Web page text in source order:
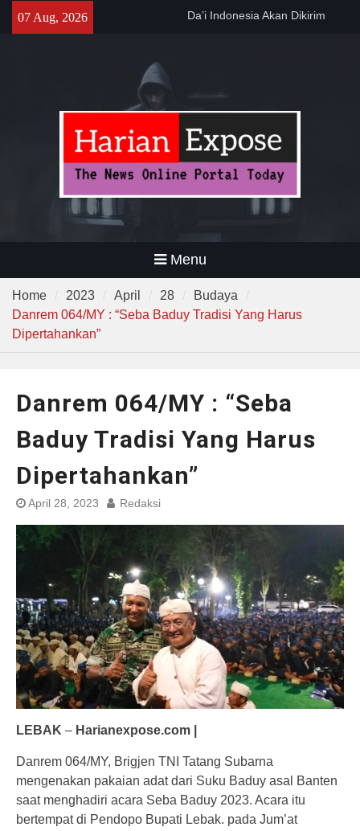
07 Aug, 2026
300 Suporter Nobar Persib vs
Menu
Home 2023 April 28
Budaya
Danrem 064/MY : “Seba Baduy Tradisi Yang Harus
Dipertahankan”
Danrem 064/MY : “Seba
Baduy Tradisi Yang Harus
Dipertahankan”
April 28, 2023 Redaksi
LEBAK – Harianexpose.com |
Danrem 064/MY, Brigjen TNI Tatang Subarna
mengenakan pakaian adat dari Suku Baduy asal Banten
saat menghadiri acara Seba Baduy 2023. Acara itu
bertempat di Pendopo Bupati Lebak. pada Jum’at